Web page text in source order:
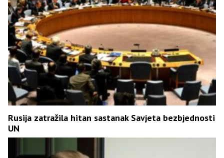
Rusija zatražila hitan sastanak Savjeta bezbjednosti
UN